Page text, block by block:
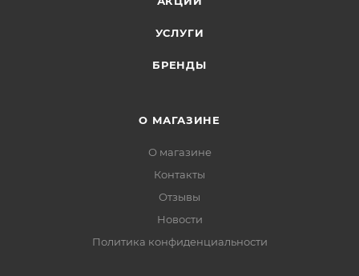
УСЛУГИ
БРЕНДЫ
О МАГАЗИНЕ
О магазине
Контакты
Отзывы
Новости
Политика конфиденциальности